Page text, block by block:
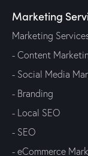
Marketing
Marketing
- Content
- Social Media
- Branding
- Local SEO
- SEO
- eCommerce